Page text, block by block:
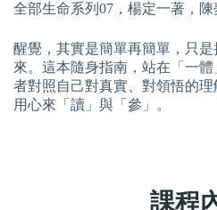
全部生命系列07，楊定一著，
醒覺，其實是簡單再簡單，只
來。這本隨身指南，站在「一
者對照自己對真實、對領悟的
用心來「讀」與「參」。
課程